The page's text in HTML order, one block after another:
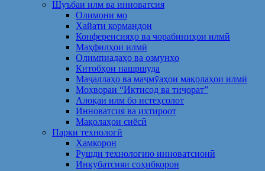
Шуъбаи илм ва инноватсия
Олимони мо
Ҳайати кормандон
Конференсияҳо ва чорабиниҳои илмӣ
Маҳфилҳои илмӣ
Олимпиадаҳо ва озмунҳо
Китобҳои нашршуда
Маҷаллаҳо ва маҷмӯаҳои мақолаҳои илмӣ
Моҳвораи “Иқтисод ва тиҷорат”
Алоқаи илм бо истеҳсолот
Инноватсия ва ихтироот
Мақолаҳои сиёсӣ
Парки технологӣ
Ҳамкорон
Рушди технологию инноватсионӣ
Инкубатсияи соҳибкорон